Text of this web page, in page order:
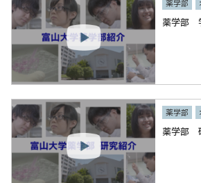
薬学部
薬学部
薬学部
薬学部